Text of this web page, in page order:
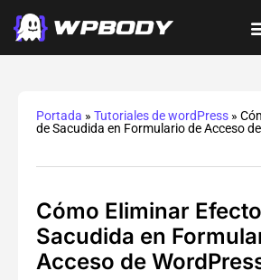
Portada »Tutoriales de wordPress »
de Sacudida en Formulario de Acceso
Cómo Eliminar
Sacudida en
Acceso de